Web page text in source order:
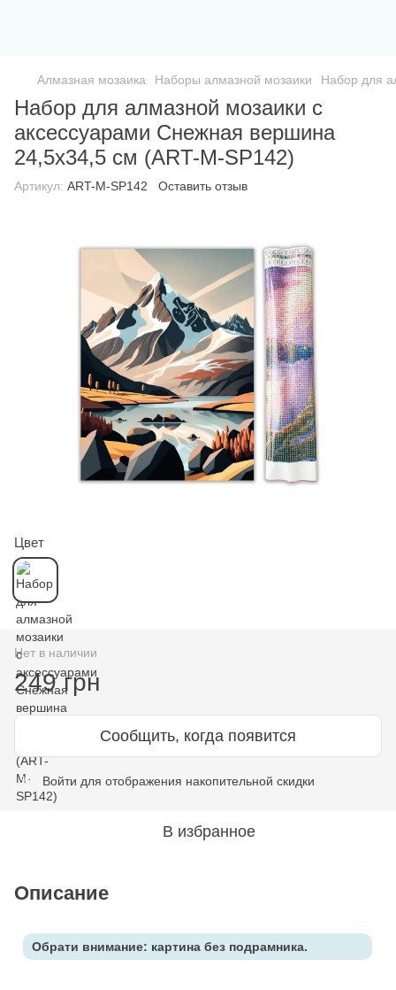
Алмазная мозаика Наборы алмазной мозаики Набор для
Набор для алмазной мозаики с
аксессуарами Снежная вершина
24,5х34,5 см (ART-M-SP142)
Артикул: ART-M-SP142 Оставить отзыв
Цвет
Нет в наличии
249 грн
Сообщить, когда появится
% Войти для отображения накопительной скидки
В избранное
Описание
Обрати внимание: картина без подрамника.